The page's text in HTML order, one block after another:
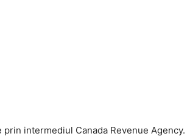
intermediul Canada Revenue Agency.